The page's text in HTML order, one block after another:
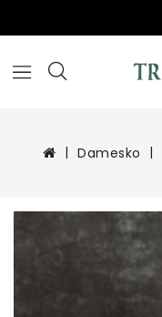
Damesko